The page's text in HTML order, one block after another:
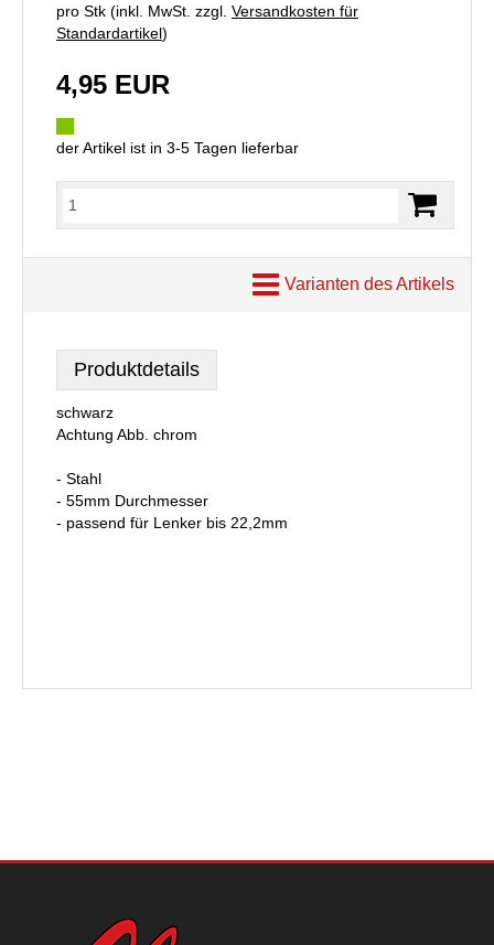
pro Stk (inkl. MwSt. zzgl. Versandkosten für
Standardartikel)
4,95 EUR
der Artikel ist in 3-5 Tagen lieferbar
Varianten des Artikels
Produktdetails
schwarz
Achtung Abb. chrom
- Stahl
- 55mm Durchmesser
- passend für Lenker bis 22,2mm